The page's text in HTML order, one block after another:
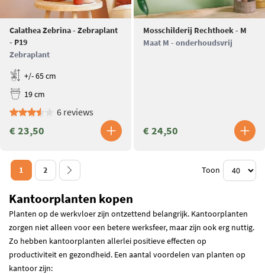
Calathea Zebrina - Zebraplant
- P19
Zebraplant
+/- 65 cm
19 cm
6 reviews
€ 23,50
Mosschilderij Rechthoek - M
Maat M - onderhoudsvrij
€ 24,50
1 2 Toon
Kantoorplanten kopen
Planten op de werkvloer zijn ontzettend belangrijk. Kantoorplanten
zorgen niet alleen voor een betere werksfeer, maar zijn ook erg nuttig.
Zo hebben kantoorplanten allerlei positieve effecten op
productiviteit en gezondheid. Een aantal voordelen van planten op
kantoor zijn: